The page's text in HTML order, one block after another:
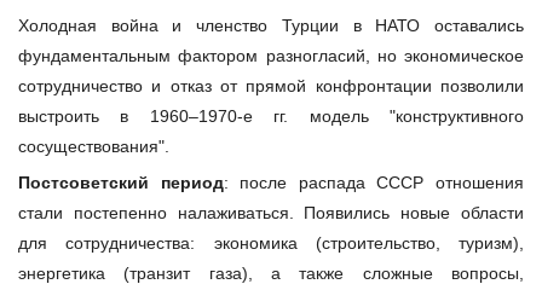
Холодная война и членство Турции в НАТО оставались
фундаментальным фактором разногласий, но экономическое
сотрудничество и отказ от прямой конфронтации позволили
выстроить в 1960–1970-е гг. модель "конструктивного
сосуществования".
Постсоветский период: после распада СССР отношения
стали постепенно налаживаться. Появились новые области
для сотрудничества: экономика (строительство, туризм),
энергетика (транзит газа), а также сложные вопросы,